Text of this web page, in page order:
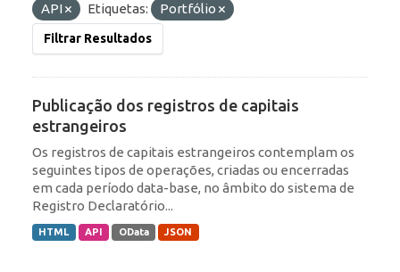
API
Etiquetas: Portfólio
Filtrar Resultados
Publicação dos registros de capitais
estrangeiros
Os registros de capitais estrangeiros contemplam os
seguintes tipos de operações, criadas ou encerradas
em cada período data-base, no âmbito do sistema de
Registro Declaratório...
HTML API OData JSON